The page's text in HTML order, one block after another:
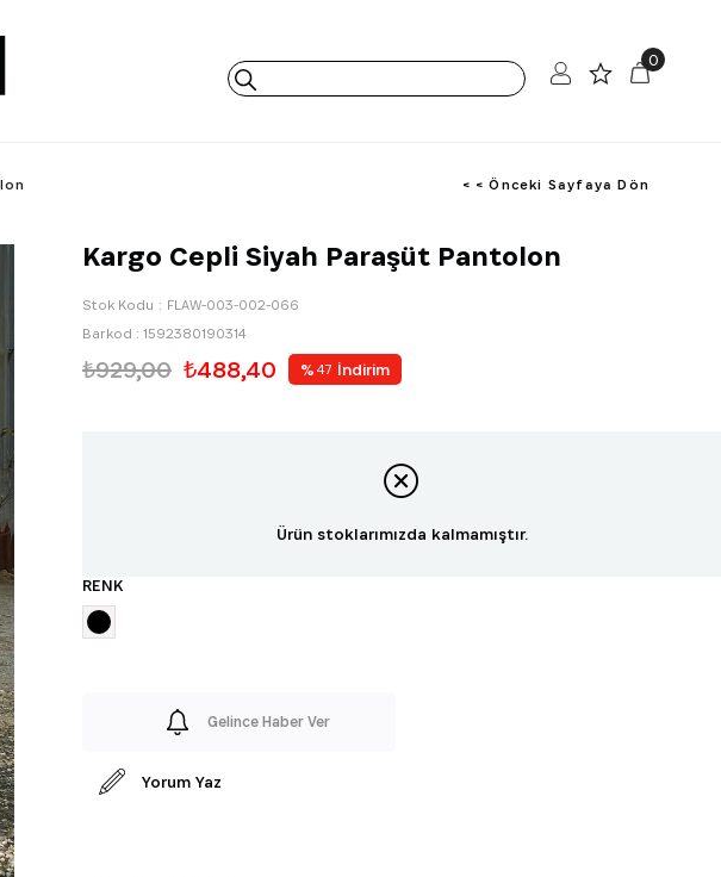
0
< < Önceki Sayfaya Dön
Kargo Cepli Siyah Paraşüt Pantolon
Stok Kodu
FLAW-003-002-066
Barkod : 1592380190314
₺929,00 ₺488,40 % 47 İndirim
Ürün stoklarımızda kalmamıştır.
RENK
Gelince Haber Ver
Yorum Yaz